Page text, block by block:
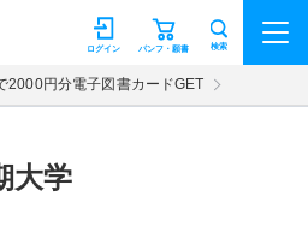
パンフ・願書
ログイン 検索
2000円分電子図書カードGET
大学